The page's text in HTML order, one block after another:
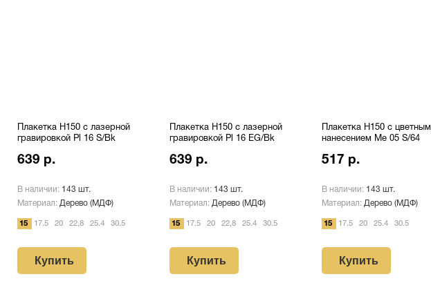
Плакетка H150 с лазерной
гравировкой Pl 16 S/Bk
639 р.
В наличии: 143 шт.
Материал: Дерево (МДФ)
15 17.5 20 22,8 25.4 30.5
Купить
Плакетка H150 с лазерной
гравировкой Pl 16 EG/Bk
639 р.
В наличии: 143 шт.
Материал: Дерево (МДФ)
15 17.5 20 22,8 25.4 30.5
Купить
Плакетка H150 с цветным
нанесением Me 05 S/64
517 р.
В наличии: 143 шт.
Материал: Дерево (МДФ)
15 17.5 20 25.4 30.5
Купить